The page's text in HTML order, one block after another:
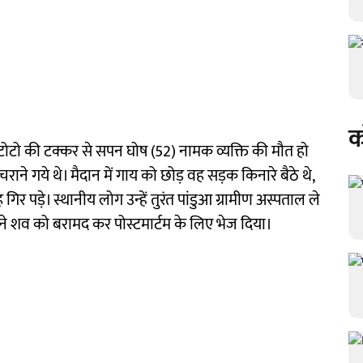
की टक्कर से सपन घोष (52) नामक व्यक्ति की मौत हो
गये थे। मैदान में गाय को छोड़ वह सड़क किनारे बैठे थे,
पड़े। स्थानीय लोग उन्हें तुरंत पांडुआ ग्रामीण अस्पताल ले
को बरामद कर पोस्टमार्टम के लिए भेज दिया।